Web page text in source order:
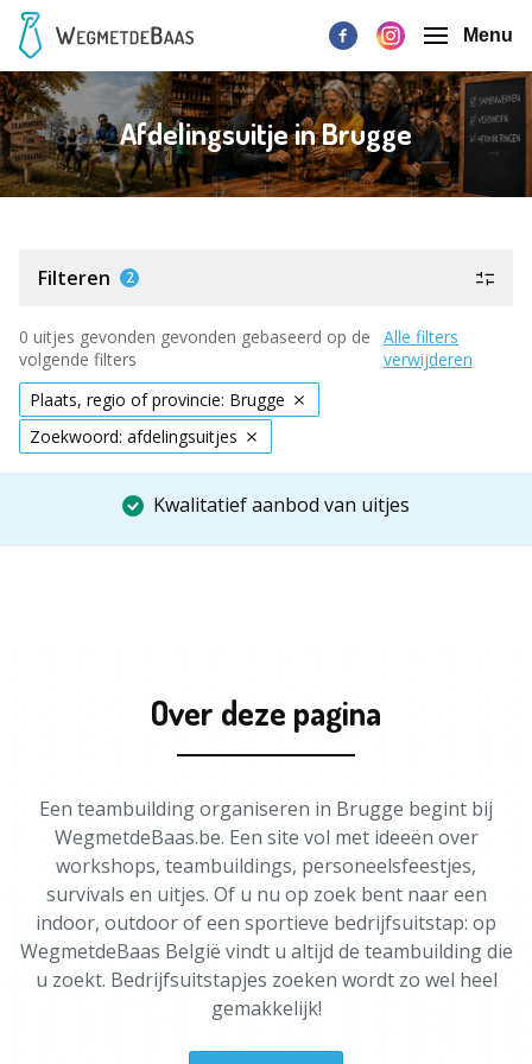
Menu
Afdelingsuitje in Brugge
Filteren 2
0 uitjes gevonden gevonden gebaseerd op de
volgende filters
Alle filters
verwijderen
Plaats, regio of provincie: Brugge
Zoekwoord: afdelingsuitjes
Kwalitatief aanbod van uitjes
Over deze pagina
Een teambuilding organiseren in Brugge begint bij
WegmetdeBaas.be. Een site vol met ideeën over
workshops, teambuildings, personeelsfeestjes,
survivals en uitjes. Of u nu op zoek bent naar een
indoor, outdoor of een sportieve bedrijfsuitstap: op
WegmetdeBaas België vindt u altijd de teambuilding die
u zoekt. Bedrijfsuitstapjes zoeken wordt zo wel heel
gemakkelijk!